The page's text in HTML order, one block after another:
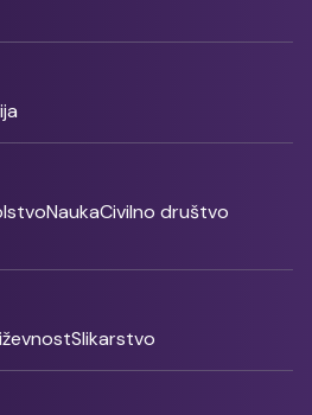
NaukaCivilno društvo
Slikarstvo